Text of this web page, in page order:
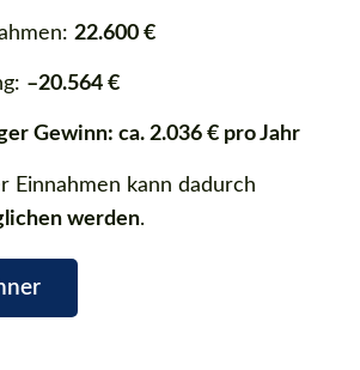
22.600 €
–20.564 €
Gewinn: ca. 2.036 € pro Jahr
Einnahmen kann dadurch
werden.